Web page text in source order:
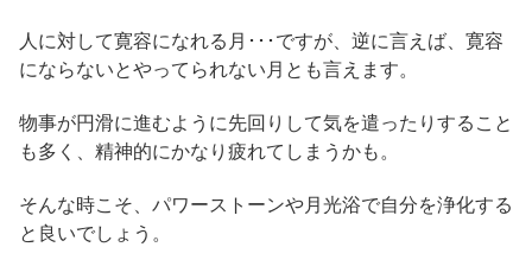
人に対して寛容になれる月･･･ですが、逆に言えば、寛容
にならないとやってられない月とも言えます。
物事が円滑に進むように先回りして気を遣ったりすること
も多く、精神的にかなり疲れてしまうかも。
そんな時こそ、パワーストーンや月光浴で自分を浄化する
と良いでしょう。